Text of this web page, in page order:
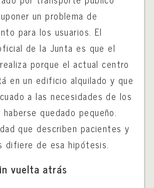
un problema de
para los usuarios. El
de la Junta es que el
porque el actual centro
en un edificio alquilado y que
a las necesidades de los
quedado pequeño.
que describen pacientes y
difiere de esa hipótesis.
vuelta atrás